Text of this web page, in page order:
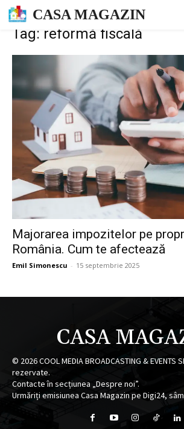
CASA MAGAZIN
Tag: reformă fiscală
Majorarea impozitelor pe
România. Cum te afectează
Emil Simonescu - 15 septembrie 2025
CASA
© 2026COOL MEDIA BROADCASTING &
rezervate.
Contacte în secțiunea „Despre noi”.
Urmăriți emisiunea Casa Magazin pe Digi24,